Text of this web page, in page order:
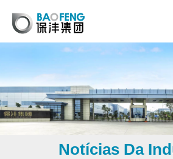
Notícias Da